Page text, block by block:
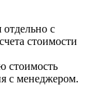
отдельно с
стоимости
стоимость
с менеджером.